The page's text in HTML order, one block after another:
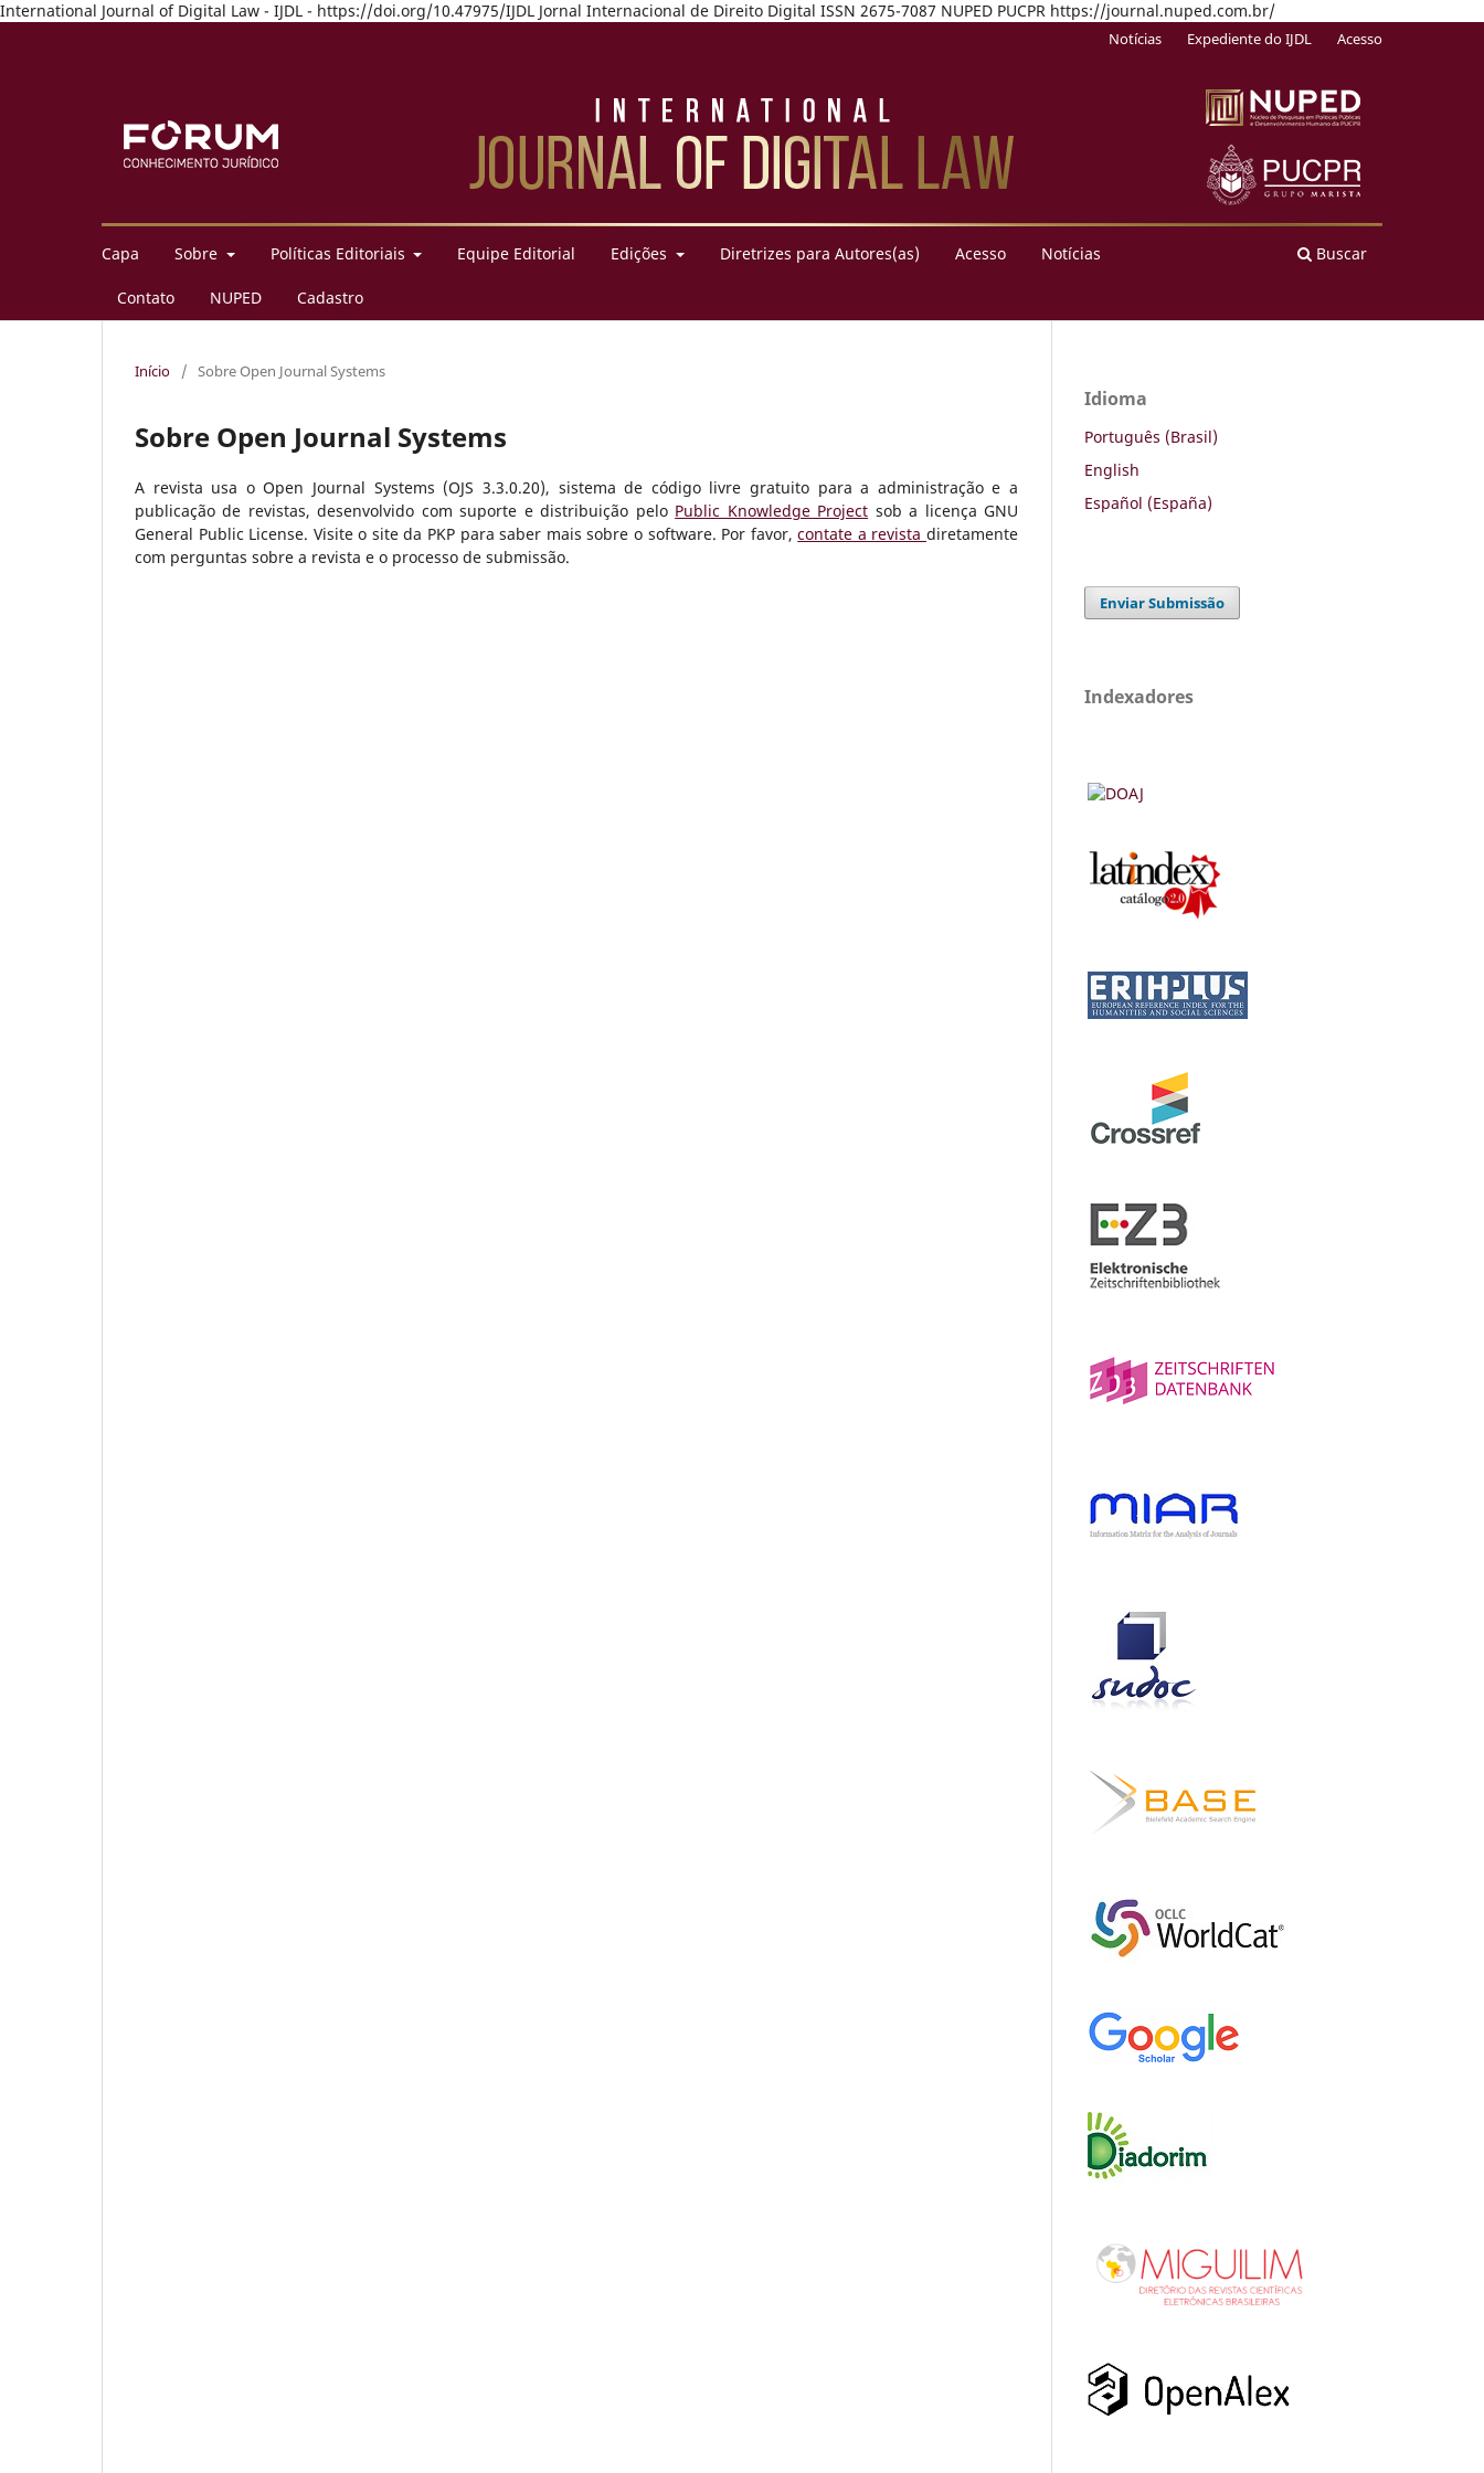
International Journal of Digital Law - IJDL - https://doi.org/10.47975/IJDL Jornal Internacional de Direito Digital ISSN 2675-7087 NUPED PUCPR https://journal.nuped.com.br/
Capa Sobre Políticas Editoriais Equipe Editorial Edições Diretrizes para Autores(as) Acesso Notícias
Contato NUPED Cadastro
Buscar
Notícias Expediente do IJDL Acesso
Início / Sobre Open Journal Systems
Sobre Open Journal Systems
A revista usa o Open Journal Systems (OJS 3.3.0.20), sistema de código livre gratuito para a administração e a
publicação de revistas, desenvolvido com suporte e distribuição pelo Public Knowledge Project sob a licença GNU
General Public License. Visite o site da PKP para saber mais sobre o software. Por favor,contate a revistadiretamente
com perguntas sobre a revista e o processo de submissão.
Idioma
Português (Brasil)
English
Español (España)
Enviar Submissão
Indexadores